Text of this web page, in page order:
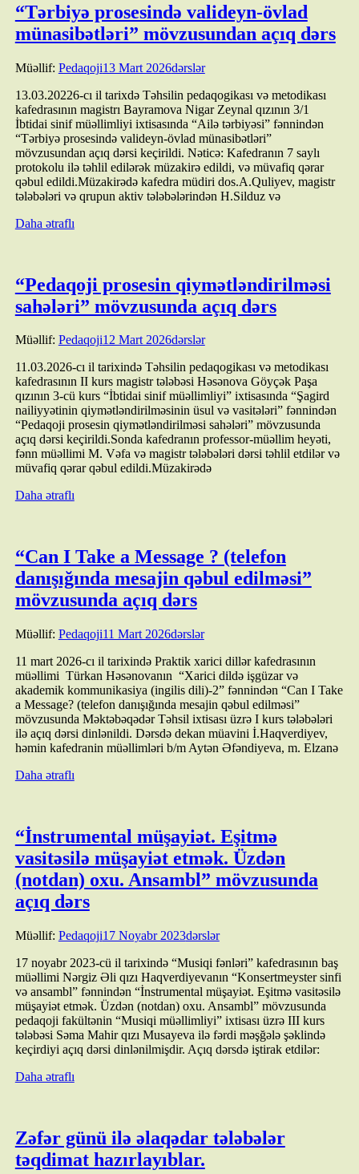
“Tərbiyə prosesində valideyn-övlad
münasibətləri” mövzusundan açıq dərs
Müəllif: Pedaqoji13 Mart 2026dərslər
13.03.20226-cı il tarixdə Təhsilin pedaqogikası və metodikası
kafedrasının magistrı Bayramova Nigar Zeynal qızının 3/1
İbtidai sinif müəllimliyi ixtisasında “Ailə tərbiyəsi” fənnindən
“Tərbiyə prosesində valideyn-övlad münasibətləri”
mövzusundan açıq dərsi keçirildi. Nəticə: Kafedranın 7 saylı
protokolu ilə təhlil edilərək müzakirə edildi, və müvafiq qərar
qəbul edildi.Müzakirədə kafedra müdiri dos.A.Quliyev, magistr
tələbələri və qrupun aktiv tələbələrindən H.Silduz və
Daha ətraflı
“Pedaqoji prosesin qiymətləndirilməsi
sahələri” mövzusunda açıq dərs
Müəllif: Pedaqoji12 Mart 2026dərslər
11.03.2026-cı il tarixində Təhsilin pedaqogikası və metodikası
kafedrasının II kurs magistr tələbəsi Həsənova Göyçək Paşa
qızının 3-cü kurs “İbtidai sinif müəllimliyi” ixtisasında “Şagird
nailiyyətinin qiymətləndirilməsinin üsul və vasitələri” fənnindən
“Pedaqoji prosesin qiymətləndirilməsi sahələri” mövzusunda
açıq dərsi keçirildi.Sonda kafedranın professor-müəllim heyəti,
fənn müəllimi M. Vəfa və magistr tələbələri dərsi təhlil etdilər və
müvafiq qərar qəbul edildi.Müzakirədə
Daha ətraflı
“Can I Take a Message ? (telefon
danışığında mesajin qəbul edilməsi”
mövzusunda açıq dərs
Müəllif: Pedaqoji11 Mart 2026dərslər
11 mart 2026-cı il tarixində Praktik xarici dillər kafedrasının
müəllimi Türkan Həsənovanın “Xarici dildə işgüzar və
akademik kommunikasiya (ingilis dili)-2” fənnindən “Can I Take
a Message? (telefon danışığında mesajin qəbul edilməsi”
mövzusunda Məktəbəqədər Təhsil ixtisası üzrə I kurs tələbələri
ilə açıq dərsi dinlənildi. Dərsdə dekan müavini İ.Haqverdiyev,
həmin kafedranin müəllimləri b/m Aytən Əfəndiyeva, m. Elzanə
Daha ətraflı
“İnstrumental müşayiət. Eşitmə
vasitəsilə müşayiət etmək. Üzdən
(notdan) oxu. Ansambl” mövzusunda
açıq dərs
Müəllif: Pedaqoji17 Noyabr 2023dərslər
17 noyabr 2023-cü il tarixində “Musiqi fənləri” kafedrasının baş
müəllimi Nərgiz Əli qızı Haqverdiyevanın “Konsertmeyster sinfi
və ansambl” fənnindən “İnstrumental müşayiət. Eşitmə vasitəsilə
müşayiət etmək. Üzdən (notdan) oxu. Ansambl” mövzusunda
pedaqoji fakültənin “Musiqi müəllimliyi” ixtisası üzrə III kurs
tələbəsi Səma Mahir qızı Musayeva ilə fərdi məşğələ şəklində
keçirdiyi açıq dərsi dinlənilmişdir. Açıq dərsdə iştirak etdilər:
Daha ətraflı
Zəfər günü ilə əlaqədar tələbələr
təqdimat hazırlayıblar.